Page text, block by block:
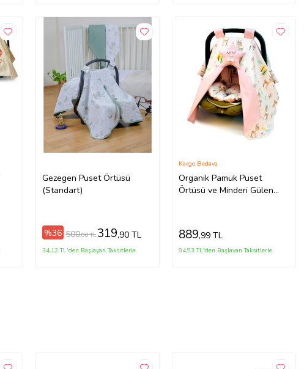
Gezegen Puset Örtüsü
(Standart)
%36 500,00 TL 319,90 TL
34,12 TL'den Başlayan Taksitlerle
Organik Pamuk Puset
Örtüsü ve Minderi Gülen
Kargo Bedava
889,99 TL
94,93 TL'den Başlayan Taksitlerle